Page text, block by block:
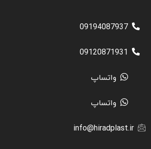
09194087937
09120871931
واتساپ
واتساپ
info@hiradplast.ir